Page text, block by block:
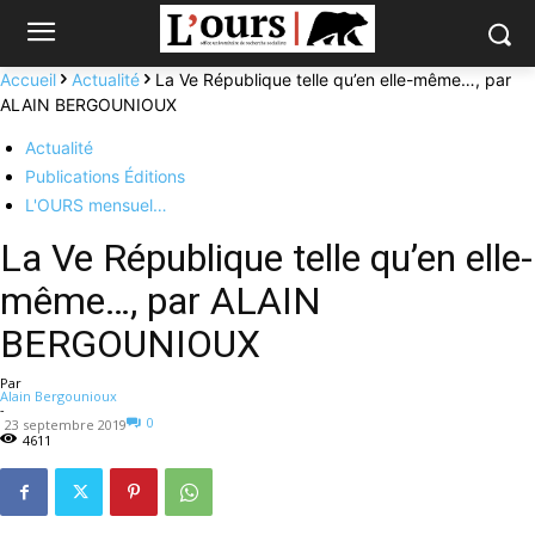
Accueil Actualité
La Ve République telle qu’en elle-même…, par
ALAIN BERGOUNIOUX
Actualité
Publications Éditions
L'OURS mensuel…
La Ve République telle qu’en elle-
même…, par ALAIN
BERGOUNIOUX
Par
Alain Bergounioux
-
23 septembre 2019
0
4611